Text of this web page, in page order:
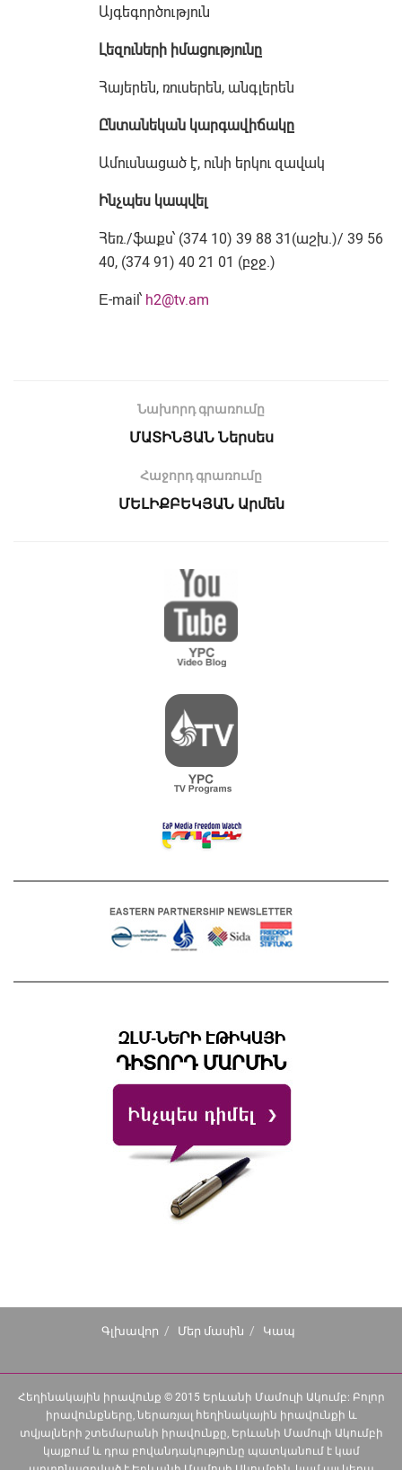
Այգեգործություն
Լեզուների իմացությունը
Հայերեն, ռուսերեն, անգլերեն
Ընտանեկան կարգավիճակը
Ամուսնացած է, ունի երկու զավակ
Ինչպես կապվել
Հեռ./ֆաքս՝ (374 10) 39 88 31(աշխ.)/ 39 56
40, (374 91) 40 21 01 (բջջ.)
Е-mail՝ h2@tv.am
Նախորդ գրառումը
ՄԱՏԻՆՅԱՆ Ներսես
Հաջորդ գրառումը
ՄԵԼԻՔԲԵԿՅԱՆ Արմեն
Գլխավոր Մեր մասին Կապ
Հեղինակային իրավունք © 2015 Երևանի Մամուլի Ակումբ: Բոլոր
իրավունքները, ներառյալ հեղինակային իրավունքի և
տվյալների շտեմարանի իրավունքը, Երևանի Մամուլի Ակումբի
կայքում և դրա բովանդակությունը պատկանում է կամ